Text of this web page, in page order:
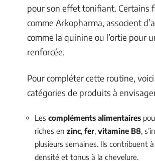
pour son effet tonifiant. Certains
comme Arkopharma, associent
comme la quinine ou l’ortie pour
renforcée.
Pour compléter cette routine,
catégories de produits à
Les compléments alimentaires
riches en zinc, fer, vitamine B8,
plusieurs semaines. Ils contribuent
densité et tonus à la chevelure.